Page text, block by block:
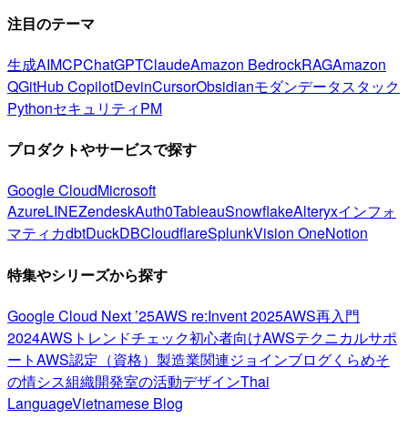
注目のテーマ
生成AIMCPChatGPTClaudeAmazon BedrockRAGAmazon
QGitHub CopilotDevinCursorObsidianモダンデータスタック
PythonセキュリティPM
プロダクトやサービスで探す
Google CloudMicrosoft
AzureLINEZendeskAuth0TableauSnowflakeAlteryxインフォ
マティカdbtDuckDBCloudflareSplunkVision OneNotion
特集やシリーズから探す
Google Cloud Next ’25AWS re:Invent 2025AWS再入門
2024AWSトレンドチェック初心者向けAWSテクニカルサポ
ートAWS認定（資格） 製造業関連ジョインブログくらめそ
の情シス組織開発室の活動デザインThai
LanguageVietnamese Blog